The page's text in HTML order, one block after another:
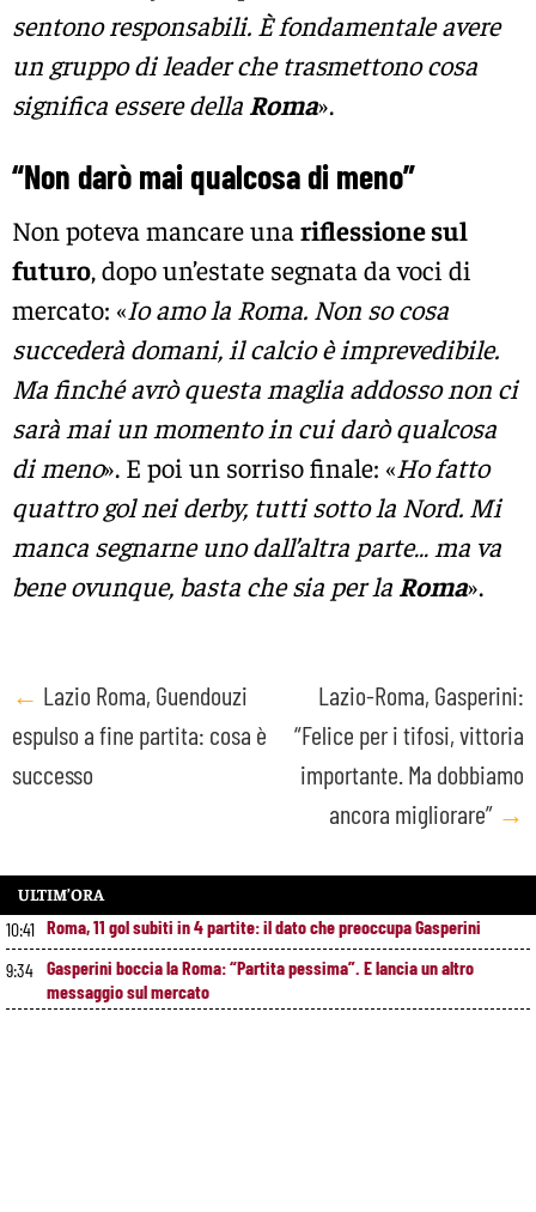
sentono responsabili. È fondamentale avere
un gruppo di leader che trasmettono cosa
significa essere della Roma».
“Non darò mai qualcosa di meno”
Non poteva mancare una riflessione sul
futuro, dopo un’estate segnata da voci di
mercato: «Io amo la Roma. Non so cosa
succederà domani, il calcio è imprevedibile.
Ma finché avrò questa maglia addosso non ci
sarà mai un momento in cui darò qualcosa
di meno». E poi un sorriso finale: «Ho fatto
quattro gol nei derby, tutti sotto la Nord. Mi
manca segnarne uno dall’altra parte… ma va
bene ovunque, basta che sia per la Roma».
Post
navigation
← Lazio Roma, Guendouzi
espulso a fine partita: cosa è
successo
Lazio-Roma, Gasperini:
“Felice per i tifosi, vittoria
importante. Ma dobbiamo
ancora migliorare” →
ULTIM’ORA
10:41 Roma, 11 gol subiti in 4 partite: il dato che preoccupa Gasperini
9:34 Gasperini boccia la Roma: “Partita pessima”. E lancia un altro
messaggio sul mercato